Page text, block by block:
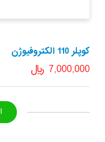
کوپلر 110 الکتروفیوژن
﷼ 7,000,000